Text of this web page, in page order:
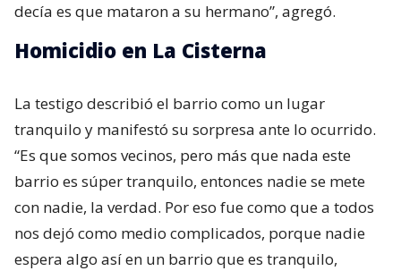
decía es que mataron a su hermano”, agregó.
Homicidio en La Cisterna
La testigo describió el barrio como un lugar
tranquilo y manifestó su sorpresa ante lo ocurrido.
“Es que somos vecinos, pero más que nada este
barrio es súper tranquilo, entonces nadie se mete
con nadie, la verdad. Por eso fue como que a todos
nos dejó como medio complicados, porque nadie
espera algo así en un barrio que es tranquilo,